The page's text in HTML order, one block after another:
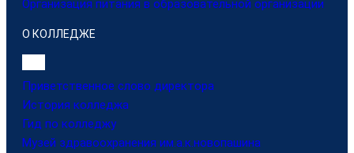
Организация питания в образовательной организации
О КОЛЛЕДЖЕ
Приветственное слово директора
История колледжа
Гид по колледжу
Музей здравоохранения им.а.к.новопашина